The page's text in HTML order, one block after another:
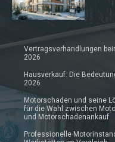
Vertragsverhandlungen
2026
Hausverkauf: Die
2026
Motorschaden und seine
für die Wahl zwischen
und Motorschadenankauf
Professionelle